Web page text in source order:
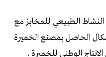
النشاط الطبيعي للمخابز مع
الحاصل بمصنع الخميرة